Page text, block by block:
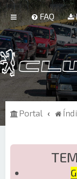
FAQ
Portal